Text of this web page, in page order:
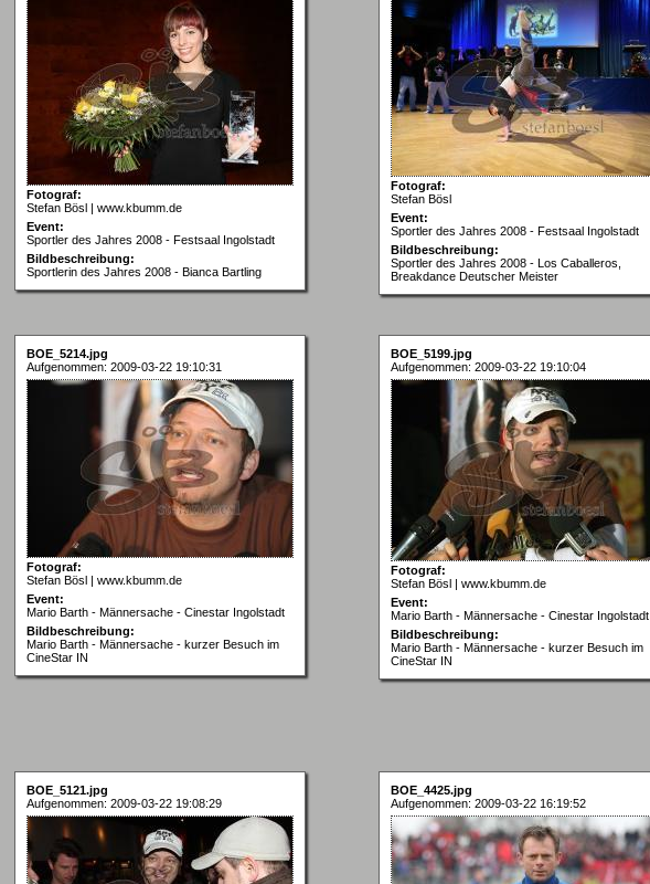
Fotograf:
Stefan Bösl | www.kbumm.de
Event:
Sportler des Jahres 2008 - Festsaal Ingolstadt
Bildbeschreibung:
Sportlerin des Jahres 2008 - Bianca Bartling
Fotograf:
Stefan Bösl
Event:
Sportler des Jahres 2008 - Festsaal Ingolstadt
Bildbeschreibung:
Sportler des Jahres 2008 - Los Caballeros,
Breakdance Deutscher Meister
BOE_5214.jpg
Aufgenommen: 2009-03-22 19:10:31
Fotograf:
Stefan Bösl | www.kbumm.de
Event:
Mario Barth - Männersache - Cinestar Ingolstadt
Bildbeschreibung:
Mario Barth - Männersache - kurzer Besuch im
CineStar IN
BOE_5199.jpg
Aufgenommen: 2009-03-22 19:10:04
Fotograf:
Stefan Bösl | www.kbumm.de
Event:
Mario Barth - Männersache - Cinestar Ingolstadt
Bildbeschreibung:
Mario Barth - Männersache - kurzer Besuch im
CineStar IN
BOE_5121.jpg
Aufgenommen: 2009-03-22 19:08:29
BOE_4425.jpg
Aufgenommen: 2009-03-22 16:19:52